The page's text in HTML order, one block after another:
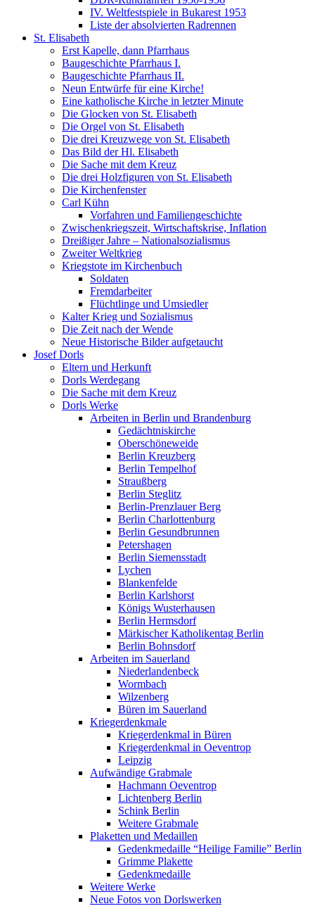
IV. Weltfestspiele in Bukarest 1953
Liste der absolvierten Radrennen
St. Elisabeth
Erst Kapelle, dann Pfarrhaus
Baugeschichte Pfarrhaus I.
Baugeschichte Pfarrhaus II.
Neun Entwürfe für eine Kirche!
Eine katholische Kirche in letzter Minute
Die Glocken von St. Elisabeth
Die Orgel von St. Elisabeth
Die drei Kreuzwege von St. Elisabeth
Das Bild der Hl. Elisabeth
Die Sache mit dem Kreuz
Die drei Holzfiguren von St. Elisabeth
Die Kirchenfenster
Carl Kühn
Vorfahren und Familiengeschichte
Zwischenkriegszeit, Wirtschaftskrise, Inflation
Dreißiger Jahre – Nationalsozialismus
Zweiter Weltkrieg
Kriegstote im Kirchenbuch
Soldaten
Fremdarbeiter
Flüchtlinge und Umsiedler
Kalter Krieg und Sozialismus
Die Zeit nach der Wende
Neue Historische Bilder aufgetaucht
Josef Dorls
Eltern und Herkunft
Dorls Werdegang
Die Sache mit dem Kreuz
Dorls Werke
Arbeiten in Berlin und Brandenburg
Gedächtniskirche
Oberschöneweide
Berlin Kreuzberg
Berlin Tempelhof
Straußberg
Berlin Steglitz
Berlin-Prenzlauer Berg
Berlin Charlottenburg
Berlin Gesundbrunnen
Petershagen
Berlin Siemensstadt
Lychen
Blankenfelde
Berlin Karlshorst
Königs Wusterhausen
Berlin Hermsdorf
Märkischer Katholikentag Berlin
Berlin Bohnsdorf
Arbeiten im Sauerland
Niederlandenbeck
Wormbach
Wilzenberg
Büren im Sauerland
Kriegerdenkmale
Kriegerdenkmal in Büren
Kriegerdenkmal in Oeventrop
Leipzig
Aufwändige Grabmale
Hachmann Oeventrop
Lichtenberg Berlin
Schink Berlin
Weitere Grabmale
Plaketten und Medaillen
Gedenkmedaille “Heilige Familie” Berlin
Grimme Plakette
Gedenkmedaille
Weitere Werke
Neue Fotos von Dorlswerken